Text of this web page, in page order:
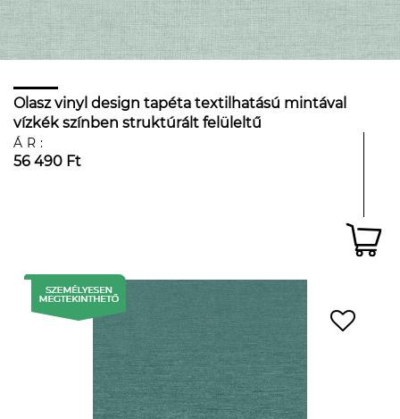
Olasz vinyl design tapéta textilhatású mintával
vízkék színben struktúrált felüleltű
ÁR:
56 490 Ft